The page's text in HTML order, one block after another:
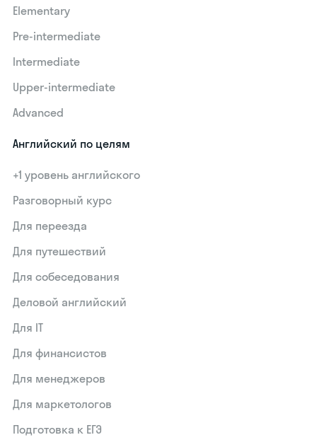
Elementary
Pre-intermediate
Intermediate
Upper-intermediate
Advanced
Английский по целям
+1 уровень английского
Разговорный курс
Для переезда
Для путешествий
Для собеседования
Деловой английский
Для IT
Для финансистов
Для менеджеров
Для маркетологов
Подготовка к ЕГЭ